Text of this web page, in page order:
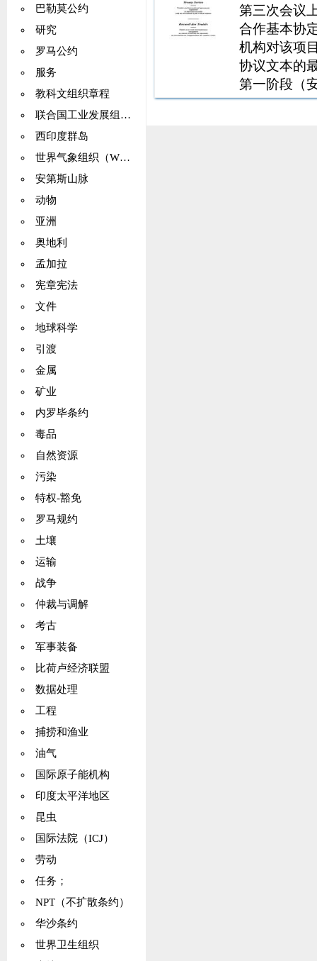
巴勒莫公约
研究
罗马公约
服务
教科文组织章程
联合国工业发展组织（UNIDO）
西印度群岛
世界气象组织（WMO）
安第斯山脉
动物
亚洲
奥地利
孟加拉
宪章宪法
文件
地球科学
引渡
金属
矿业
内罗毕条约
毒品
自然资源
污染
特权-豁免
罗马规约
土壤
运输
战争
仲裁与调解
考古
军事装备
比荷卢经济联盟
数据处理
工程
捕捞和渔业
油气
国际原子能机构
印度太平洋地区
昆虫
国际法院（ICJ）
劳动
任务；
NPT（不扩散条约）
华沙条约
世界卫生组织
品和固体残
116号），
会第三十二
会通过的有
议，1961年
《麻醉品单
第三次会议
合作基本协
机构对该项
协议文本的
第一阶段（
一致执行的